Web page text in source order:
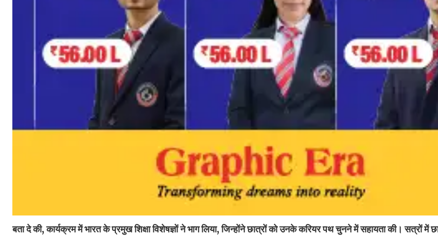
बता दे की, कार्यक्रम में भारत के प्रमुख शिक्षा विशेषज्ञों ने भाग लिया, जिन्होंने छात्रों को उनके करियर पथ चुनने में सहायता की। सत्रों में